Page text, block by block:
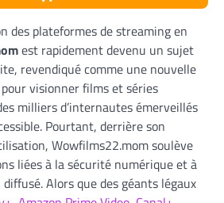
des plateformes de streaming en
est rapidement devenu un sujet
revendiqué comme une nouvelle
visionner films et séries
milliers d’internautes émerveillés
Pourtant, derrière son
Wowfilms22.mom soulève
liées à la sécurité numérique et à
Alors que des géants légaux